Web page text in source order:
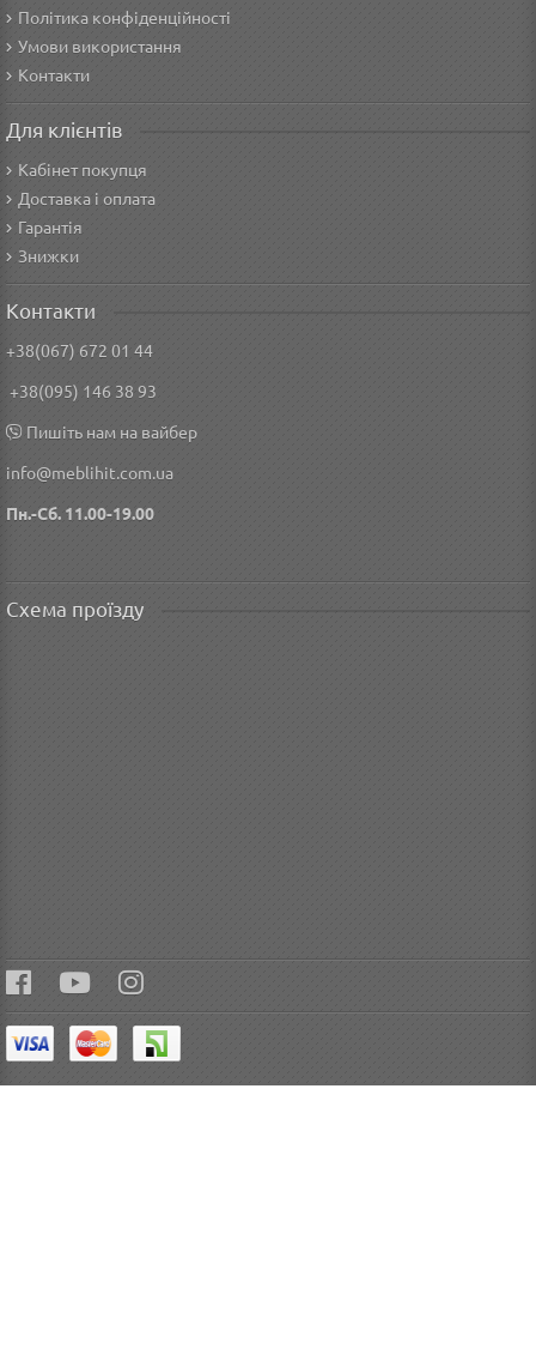
Політика конфіденційності
Умови використання
Контакти
Для клієнтів
Кабінет покупця
Доставка і оплата
Гарантія
Знижки
Контакти
+38(067) 672 01 44
+38(095) 146 38 93
Пишіть нам на вайбер
info@meblihit.com.ua
Пн.-Сб. 11.00-19.00
Схема проїзду